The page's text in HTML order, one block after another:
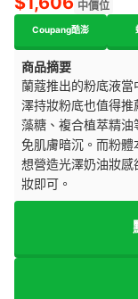
中價位
Coupang酷澎
商品摘要
蘭蔻推出的粉底液當
澤持妝粉底也值得推
藻糖、複合植萃精
免肌膚暗沉。而粉
想營造光澤奶油妝
妝即可。